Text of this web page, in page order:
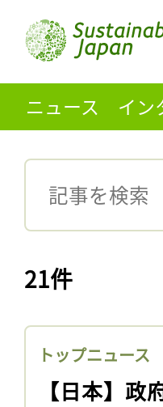
ニュース イン
21件
トップニュース
【日本】